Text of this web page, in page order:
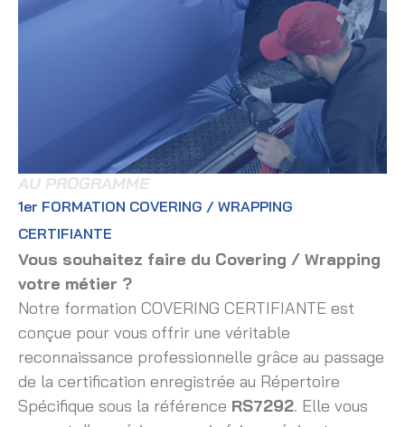
AU PROGRAMME
1er FORMATION COVERING / WRAPPING
CERTIFIANTE
Vous souhaitez faire du Covering / Wrapping
votre métier ?
Notre formation COVERING CERTIFIANTE est
conçue pour vous offrir une véritable
reconnaissance professionnelle grâce au passage
de la certification enregistrée au Répertoire
Spécifique sous la référence RS7292. Elle vous